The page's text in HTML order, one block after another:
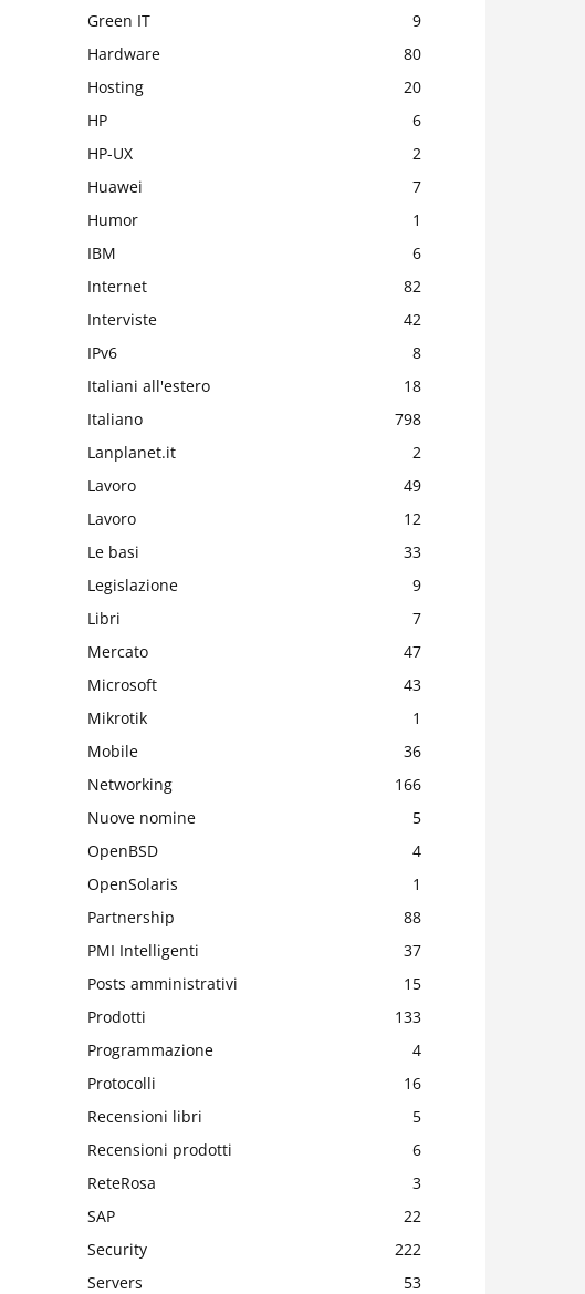
Green IT
9
Hardware
80
Hosting
20
HP
6
HP-UX
2
Huawei
7
Humor
1
IBM
6
Internet
82
Interviste
42
IPv6
8
Italiani all'estero
18
Italiano
798
Lanplanet.it
2
Lavoro
49
Lavoro
12
Le basi
33
Legislazione
9
Libri
7
Mercato
47
Microsoft
43
Mikrotik
1
Mobile
36
Networking
166
Nuove nomine
5
OpenBSD
4
OpenSolaris
1
Partnership
88
PMI Intelligenti
37
Posts amministrativi
15
Prodotti
133
Programmazione
4
Protocolli
16
Recensioni libri
5
Recensioni prodotti
6
ReteRosa
3
SAP
22
Security
222
Servers
53